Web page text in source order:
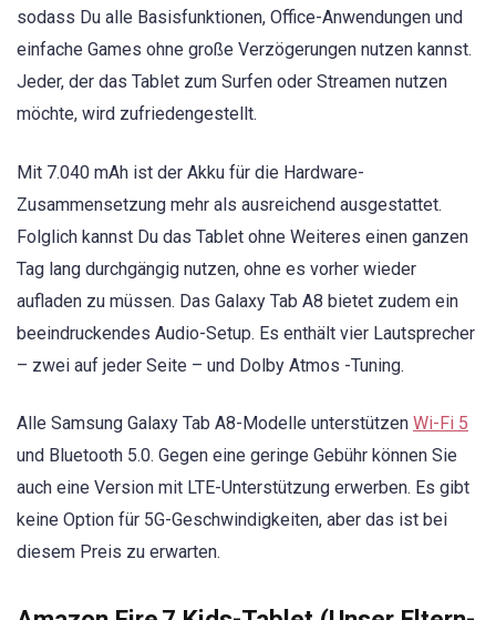
sodass Du alle Basisfunktionen, Office-Anwendungen und
einfache Games ohne große Verzögerungen nutzen kannst.
Jeder, der das Tablet zum Surfen oder Streamen nutzen
möchte, wird zufriedengestellt.
Mit 7.040 mAh ist der Akku für die Hardware-
Zusammensetzung mehr als ausreichend ausgestattet.
Folglich kannst Du das Tablet ohne Weiteres einen ganzen
Tag lang durchgängig nutzen, ohne es vorher wieder
aufladen zu müssen. Das Galaxy Tab A8 bietet zudem ein
beeindruckendes Audio-Setup. Es enthält vier Lautsprecher
– zwei auf jeder Seite – und Dolby Atmos -Tuning.
Alle Samsung Galaxy Tab A8-Modelle unterstützen Wi-Fi 5
und Bluetooth 5.0. Gegen eine geringe Gebühr können Sie
auch eine Version mit LTE-Unterstützung erwerben. Es gibt
keine Option für 5G-Geschwindigkeiten, aber das ist bei
diesem Preis zu erwarten.